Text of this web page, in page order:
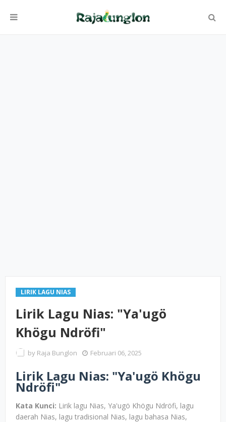
LIRIK LAGU NIAS
Lirik Lagu Nias: "Ya'ugö
Khögu Ndröfi"
by Raja Bunglon Februari 06, 2025
Lirik Lagu Nias: "Ya'ugö Khögu
Ndröfi"
Kata Kunci: Lirik lagu Nias, Ya'ugö Khögu Ndröfi, lagu
daerah Nias, lagu tradisional Nias, lagu bahasa Nias,